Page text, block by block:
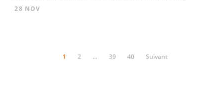
28 NOV
1 2 … 39 40 Suivant